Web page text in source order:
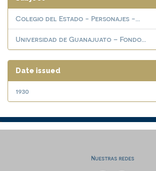
Colegio del Estado - Personajes -...
Universidad de Guanajuato – Fondo...
Date issued
1930
Nuestras redes